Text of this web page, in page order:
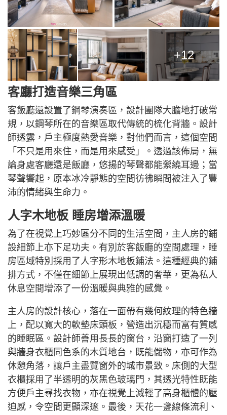
+12
客廳打造音樂三角區
客飯廳還設置了鋼琴演奏區，設計團隊大膽地打破常
規，以鋼琴所在的音樂區取代傳統的梳化背牆。設計
師透露，戶主極度熱愛音樂，對他們而言，這個空間
「不只是用來住，而是用來感受」。透過該佈局，無
論身處客廳還是飯廳，悠揚的琴聲都能縈繞耳邊；當
琴聲響起，原本冰冷靜態的空間彷彿瞬間被注入了豐
沛的情緒與生命力。
人字木地板 睡房增添溫暖
為了在視覺上巧妙區分不同的生活空間，主人房的鋪
設細節上亦下足功夫。有別於客飯廳的空間處理，睡
房區域特別採用了人字形木地板鋪法。這種經典的鋪
排方式，不僅在細節上展現出低調的奢華，更為私人
休息空間增添了一份溫暖與典雅的感覺。
主人房的設計核心，落在一面帶有幾何紋理的特色牆
上，配以寬大的軟墊床頭板，營造出沉穩而富有質感
的睡眠區。設計師善用長長的窗台，沿窗打造了一列
與牆身衣櫃同色系的木質地台，既能儲物，亦可作為
休憩角落，讓戶主盡覽窗外的城市景致。床側的大型
衣櫃採用了半透明的灰黑色玻璃門，其透光特性既能
方便戶主尋找衣物，亦在視覺上減輕了高身櫃體的壓
迫感，令空間更顯深邃。最後，天花一盞線條流利、